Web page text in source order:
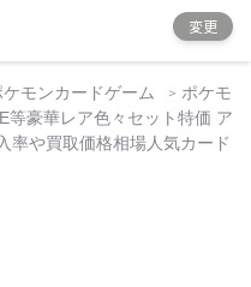
変更
ケモンカードゲーム
ポケモ
豪華レア色々セット特価 ア
率や買取価格相場人気カード